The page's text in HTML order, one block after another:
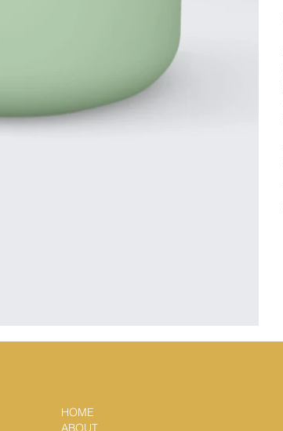
HOME
ABOUT